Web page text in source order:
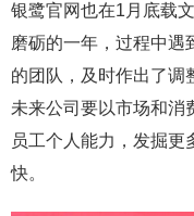
银鹭官网也在1月底载
磨砺的一年，过程中遇
的团队，及时作出了调
未来公司要以市场和消
员工个人能力，发掘更
快。